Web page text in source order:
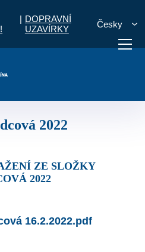
| DOPRAVNÍ
UZAVÍRKY
Česky
zaplatit2022
2022
16.2.2022.pdf